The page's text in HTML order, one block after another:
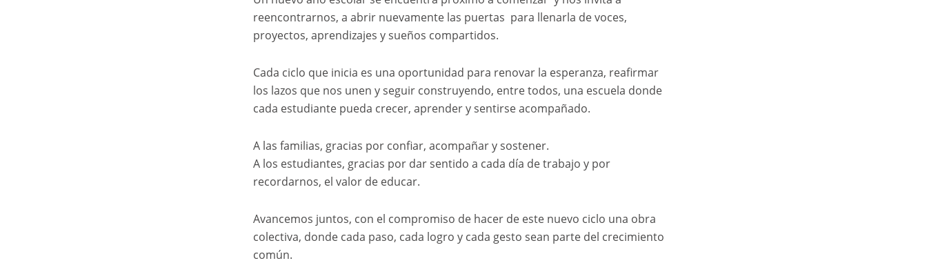
reencontrarnos, a abrir nuevamente las puertas para llenarla de voces,
proyectos, aprendizajes y sueños compartidos.
Cada ciclo que inicia es una oportunidad para renovar la esperanza, reafirmar
los lazos que nos unen y seguir construyendo, entre todos, una escuela donde
cada estudiante pueda crecer, aprender y sentirse acompañado.
A las familias, gracias por confiar, acompañar y sostener.
A los estudiantes, gracias por dar sentido a cada día de trabajo y por
recordarnos, el valor de educar.
Avancemos juntos, con el compromiso de hacer de este nuevo ciclo una obra
colectiva, donde cada paso, cada logro y cada gesto sean parte del crecimiento
común.